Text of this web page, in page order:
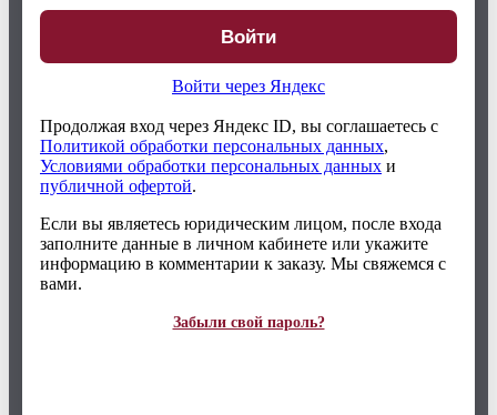
Войти
Войти через Яндекс
Продолжая вход через Яндекс ID, вы соглашаетесь с
Политикой обработки персональных данных,
Условиями обработки персональных данных и
публичной офертой.
Если вы являетесь юридическим лицом, после входа
заполните данные в личном кабинете или укажите
информацию в комментарии к заказу. Мы свяжемся с
вами.
Забыли свой пароль?